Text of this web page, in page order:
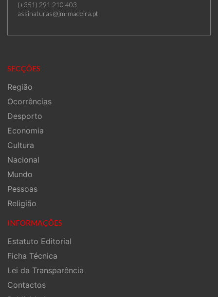
(+351) 291 210 403
assinaturas@jm-madeira.pt
SECÇÕES
Região
Ocorrências
Desporto
Economia
Cultura
Nacional
Mundo
Pessoas
Religião
INFORMAÇÕES
Estatuto Editorial
Ficha Técnica
Lei da Transparência
Contactos